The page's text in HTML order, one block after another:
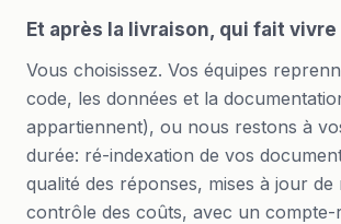
Et après la livraison, qui fait
Vous choisissez. Vos équipes
code, les données et la
appartiennent), ou nous restons à
durée: ré-indexation de vos
qualité des réponses, mises à jour de
contrôle des coûts, avec un compte-